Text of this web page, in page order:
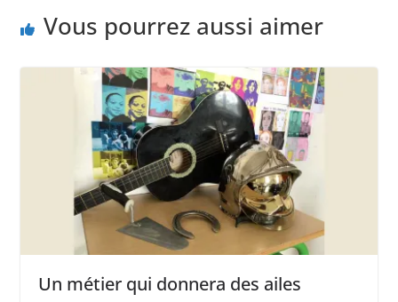
Vous pourrez aussi aimer
Un métier qui donnera des ailes